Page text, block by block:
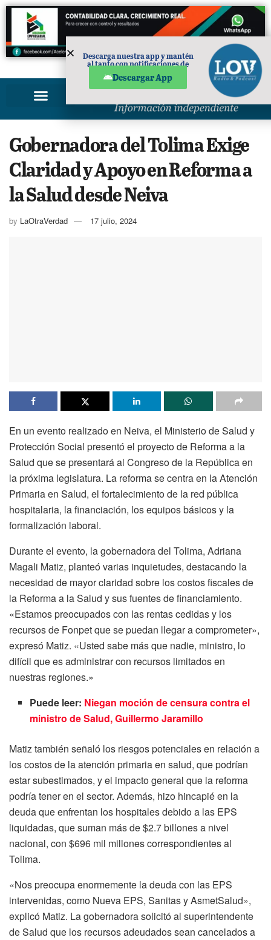
PUBLICIDAD
Gobernadora del Tolima Exige
Claridad y Apoyo en Reforma a
la Salud desde Neiva
by LaOtraVerdad 17 julio, 2024
En un evento realizado en Neiva, el Ministerio de Salud y
Protección Social presentó el proyecto de Reforma a la
Salud que se presentará al Congreso de la República en
la próxima legislatura. La reforma se centra en la Atención
Primaria en Salud, el fortalecimiento de la red pública
hospitalaria, la financiación, los equipos básicos y la
formalización laboral.
Durante el evento, la gobernadora del Tolima, Adriana
Magali Matiz, planteó varias inquietudes, destacando la
necesidad de mayor claridad sobre los costos fiscales de
la Reforma a la Salud y sus fuentes de financiamiento.
«Estamos preocupados con las rentas cedidas y los
recursos de Fonpet que se puedan llegar a comprometer»,
expresó Matiz. «Usted sabe más que nadie, ministro, lo
difícil que es administrar con recursos limitados en
nuestras regiones.»
Puede leer: Niegan moción de censura contra el
ministro de Salud, Guillermo Jaramillo
Matiz también señaló los riesgos potenciales en relación a
los costos de la atención primaria en salud, que podrían
estar subestimados, y el impacto general que la reforma
podría tener en el sector. Además, hizo hincapié en la
deuda que enfrentan los hospitales debido a las EPS
liquidadas, que suman más de $2.7 billones a nivel
nacional, con $696 mil millones correspondientes al
Tolima.
«Nos preocupa enormemente la deuda con las EPS
intervenidas, como Nueva EPS, Sanitas y AsmetSalud»,
explicó Matiz. La gobernadora solicitó al superintendente
de Salud que los recursos adeudados sean cancelados a
Descarga nuestra app y mantén
al tanto con notificaciones de
Descargar App